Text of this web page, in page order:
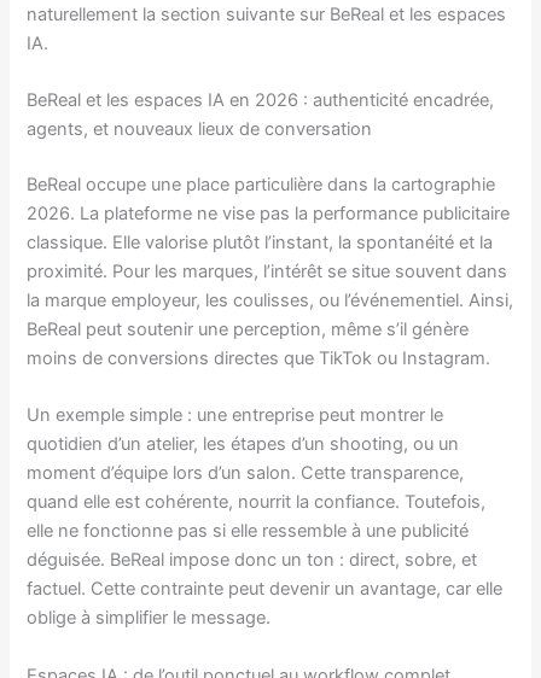
naturellement la section suivante sur BeReal et les espaces
IA.
BeReal et les espaces IA en 2026 : authenticité encadrée,
agents, et nouveaux lieux de conversation
BeReal occupe une place particulière dans la cartographie
2026. La plateforme ne vise pas la performance publicitaire
classique. Elle valorise plutôt l’instant, la spontanéité et la
proximité. Pour les marques, l’intérêt se situe souvent dans
la marque employeur, les coulisses, ou l’événementiel. Ainsi,
BeReal peut soutenir une perception, même s’il génère
moins de conversions directes que TikTok ou Instagram.
Un exemple simple : une entreprise peut montrer le
quotidien d’un atelier, les étapes d’un shooting, ou un
moment d’équipe lors d’un salon. Cette transparence,
quand elle est cohérente, nourrit la confiance. Toutefois,
elle ne fonctionne pas si elle ressemble à une publicité
déguisée. BeReal impose donc un ton : direct, sobre, et
factuel. Cette contrainte peut devenir un avantage, car elle
oblige à simplifier le message.